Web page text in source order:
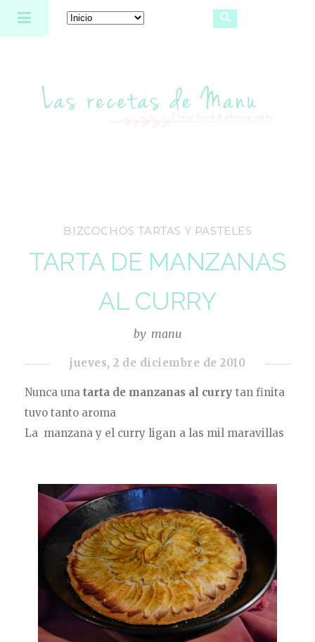
Las recetas de Manu
BIZCOCHOS TARTAS Y PASTELES
TARTA DE MANZANAS
AL CURRY
by manu
jueves, 2 de diciembre de 2010
Nunca unatarta de manzanas al curry tan finita
tuvo tanto aroma
La manzana y el curry ligan a las mil maravillas